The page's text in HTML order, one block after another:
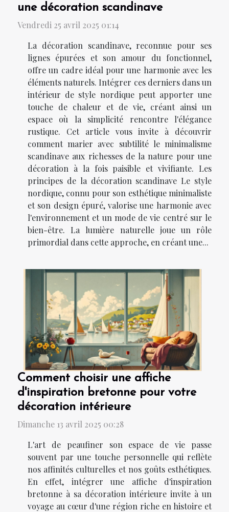
une décoration scandinave
Vendredi 25 avril 2025 01:14
La décoration scandinave, reconnue pour ses
lignes épurées et son amour du fonctionnel,
offre un cadre idéal pour une harmonie avec les
éléments naturels. Intégrer ces derniers dans un
intérieur de style nordique peut apporter une
touche de chaleur et de vie, créant ainsi un
espace où la simplicité rencontre l'élégance
rustique. Cet article vous invite à découvrir
comment marier avec subtilité le minimalisme
scandinave aux richesses de la nature pour une
décoration à la fois paisible et vivifiante. Les
principes de la décoration scandinave Le style
nordique, connu pour son esthétique minimaliste
et son design épuré, valorise une harmonie avec
l'environnement et un mode de vie centré sur le
bien-être. La lumière naturelle joue un rôle
primordial dans cette approche, en créant une...
Comment choisir une affiche
d'inspiration bretonne pour votre
décoration intérieure
Dimanche 13 avril 2025 00:28
L'art de peaufiner son espace de vie passe
souvent par une touche personnelle qui reflète
nos affinités culturelles et nos goûts esthétiques.
En effet, intégrer une affiche d'inspiration
bretonne à sa décoration intérieure invite à un
voyage au cœur d'une région riche en histoire et